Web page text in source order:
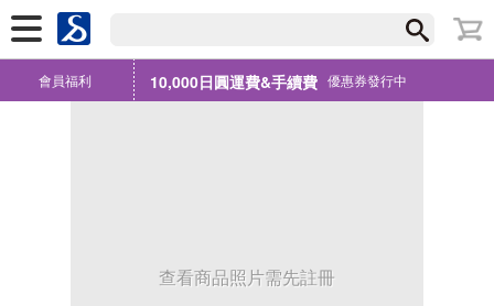
會員福利 10,000日圓運費&手續費 優惠券發行中
查看商品照片需先註冊